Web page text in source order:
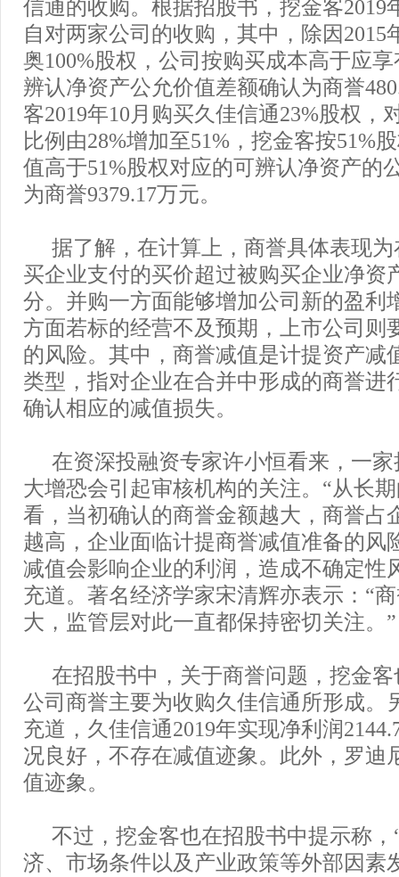
信通的收购。根据招股书，挖金客2019
自对两家公司的收购，其中，除因2015
奥100%股权，公司按购买成本高于应
辨认净资产公允价值差额确认为商誉
客2019年10月购买久佳信通23%股权，
比例由28%增加至51%，挖金客按51%
值高于51%股权对应的可辨认净资产的
为商誉9379.17万元。
据了解，在计算上，商誉具体表现
买企业支付的买价超过被购买企业净资
分。并购一方面能够增加公司新的盈利
方面若标的经营不及预期，上市公司则
的风险。其中，商誉减值是计提资产减
类型，指对企业在合并中形成的商誉进
确认相应的减值损失。
在资深投融资专家许小恒看来，一
大增恐会引起审核机构的关注。“从长
看，当初确认的商誉金额越大，商誉占
越高，企业面临计提商誉减值准备的风
减值会影响企业的利润，造成不确定性
充道。著名经济学家宋清辉亦表示：“
大，监管层对此一直都保持密切关注。”
在招股书中，关于商誉问题，挖金
公司商誉主要为收购久佳信通所形成。
充道，久佳信通2019年实现净利润
况良好，不存在减值迹象。此外，罗迪
值迹象。
不过，挖金客也在招股书中提示称
济、市场条件以及产业政策等外部因素